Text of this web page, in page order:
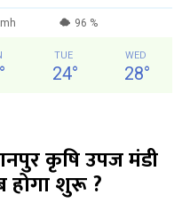
96 %
°
TUE
24°
WED
28°
कृषि उपज मंडी
होगा शुरू ?